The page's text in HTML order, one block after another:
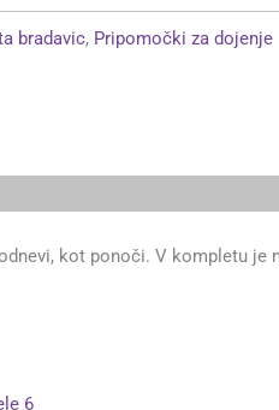
bradavic, Pripomočki za dojenje
kot ponoči. V kompletu je
Ta